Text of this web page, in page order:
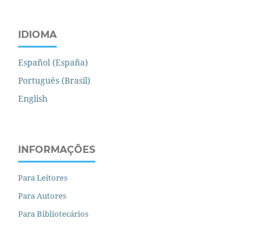
IDIOMA
Español (España)
Português (Brasil)
English
INFORMAÇÕES
Para Leitores
Para Autores
Para Bibliotecários